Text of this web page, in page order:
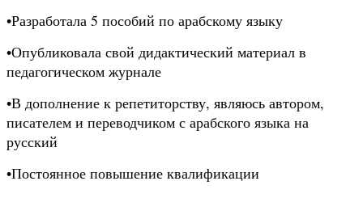
•Разработала 5 пособий по арабскому языку
•Опубликовала свой дидактический материал в
педагогическом журнале
•В дополнение к репетиторству, являюсь автором,
писателем и переводчиком с арабского языка на
русский
•Постоянное повышение квалификации